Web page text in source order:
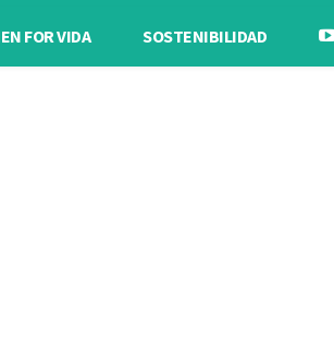
FOR VIDA SOSTENIBILIDAD